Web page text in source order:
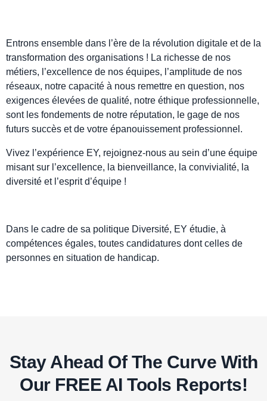
Entrons ensemble dans l’ère de la révolution digitale et de la
transformation des organisations ! La richesse de nos
métiers, l’excellence de nos équipes, l’amplitude de nos
réseaux, notre capacité à nous remettre en question, nos
exigences élevées de qualité, notre éthique professionnelle,
sont les fondements de notre réputation, le gage de nos
futurs succès et de votre épanouissement professionnel.
Vivez l’expérience EY, rejoignez-nous au sein d’une équipe
misant sur l’excellence, la bienveillance, la convivialité, la
diversité et l’esprit d’équipe !
Dans le cadre de sa politique Diversité, EY étudie, à
compétences égales, toutes candidatures dont celles de
personnes en situation de handicap.
Stay Ahead Of The Curve With
Our FREE AI Tools Reports!​